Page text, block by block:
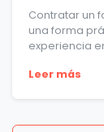
Contratar un
una forma
experiencia
Leer más